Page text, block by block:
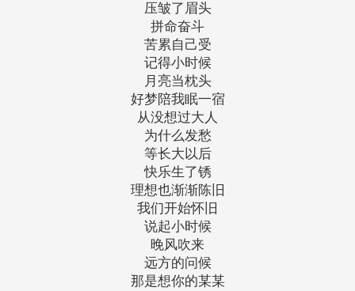
压皱了眉头
拼命奋斗
苦累自己受
记得小时候
月亮当枕头
好梦陪我眠一宿
从没想过大人
为什么发愁
等长大以后
快乐生了锈
理想也渐渐陈旧
我们开始怀旧
说起小时候
晚风吹来
远方的问候
那是想你的某某